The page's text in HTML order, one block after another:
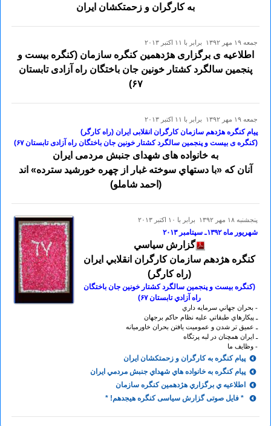
به کارگران و زحمتکشان ایران
جمعه ۱۹ مهر ۱۳۹۲ برابر با ۱۱ اکتبر ۲۰۱۳
اطلاعیه ی برگزاری هژدهمین کنگره سازمان (کنگره بیست و
پنجمین سالگرد کشتار خونین جان باختگان راه آزادی تابستان
۶۷)
جمعه ۱۹ مهر ۱۳۹۲ برابر با ۱۱ اکتبر ۲۰۱۳
پیام کنگره هژدهم سازمان کارگران انقلابی ایران (راه کارگر)
(کنگره ی بیست و پنجمین سالگرد کشتار خونین جان باختگان راه آزادی تابستان ۶۷)
به خانواده های شهدای جنبش مردمی ایران
آنان كه «با دستهاي سوخته غبار از چهره خورشيد سترده» اند
(احمد شاملو)
پنجشنبه ۱۸ مهر ۱۳۹۲ برابر با ۱۰ اکتبر ۲۰۱۳
شهریور ماه ۱۳۹۲ـ سپتامبر ۲٠۱۳
گزارش سياسي
کنگره هژدهم سازمان کارگران انقلابي ايران
(راه کارگر)
(کنگره بيست و پنجمين سالگرد کشتار خونين جان باختگان
راه آزادي تابستان ۶۷)
- بحران جهاني سرمايه داري
ـ پيکارهاي طبقاتي عليه نظام حاکم برجهان
ـ عميق تر شدن و عموميت يافتن بحران خاورميانه
ـ ايران همچنان در لبه پرتگاه
- وظايف ما
پيام کنگره به کارگران و زحمتکشان ايران
پيام کنگره به خانواده هاي شهداي جنبش مردمي ايران
اطلاعيه ي برگزاري هژدهمين کنگره سازمان
* فایل صوتی گزارش سیاسی کنگره هیجدهم! *